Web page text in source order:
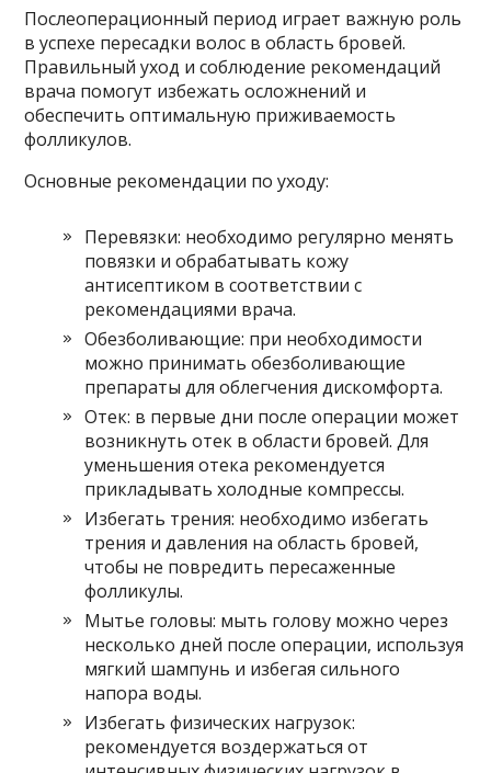
Послеоперационный период играет важную роль
в успехе пересадки волос в область бровей.
Правильный уход и соблюдение рекомендаций
врача помогут избежать осложнений и
обеспечить оптимальную приживаемость
фолликулов.
Основные рекомендации по уходу:
Перевязки: необходимо регулярно менять
повязки и обрабатывать кожу
антисептиком в соответствии с
рекомендациями врача.
Обезболивающие: при необходимости
можно принимать обезболивающие
препараты для облегчения дискомфорта.
Отек: в первые дни после операции может
возникнуть отек в области бровей. Для
уменьшения отека рекомендуется
прикладывать холодные компрессы.
Избегать трения: необходимо избегать
трения и давления на область бровей,
чтобы не повредить пересаженные
фолликулы.
Мытье головы: мыть голову можно через
несколько дней после операции, используя
мягкий шампунь и избегая сильного
напора воды.
Избегать физических нагрузок:
рекомендуется воздержаться от